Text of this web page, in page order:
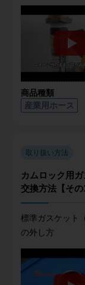
商品種類
産業用ホース
取り扱い方法
カムロック用ガ
交換方法【その
標準ガスケット
の外し方